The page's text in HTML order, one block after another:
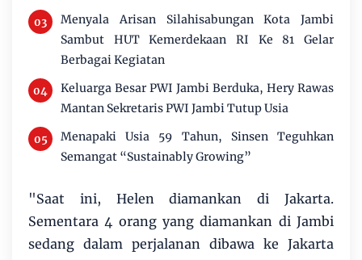
Menyala Arisan Silahisabungan Kota Jambi
Sambut HUT Kemerdekaan RI Ke 81 Gelar
Berbagai Kegiatan
Keluarga Besar PWI Jambi Berduka, Hery Rawas
Mantan Sekretaris PWI Jambi Tutup Usia
Menapaki Usia 59 Tahun, Sinsen Teguhkan
Semangat “Sustainably Growing”
"Saat ini, Helen diamankan di Jakarta.
Sementara 4 orang yang diamankan di Jambi
sedang dalam perjalanan dibawa ke Jakarta